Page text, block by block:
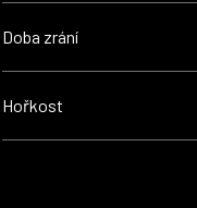
Doba zrání
Hořkost